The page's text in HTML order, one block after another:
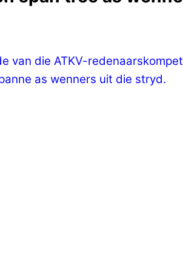
van die ATKV-
as wenners uit die stryd.